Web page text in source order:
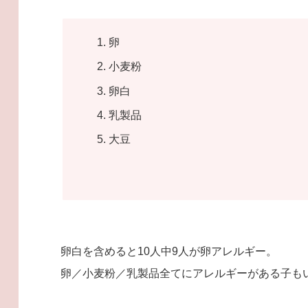
卵
小麦粉
卵白
乳製品
大豆
卵白を含めると10人中9人が卵アレルギー。
卵／小麦粉／乳製品全てにアレルギーがある子も